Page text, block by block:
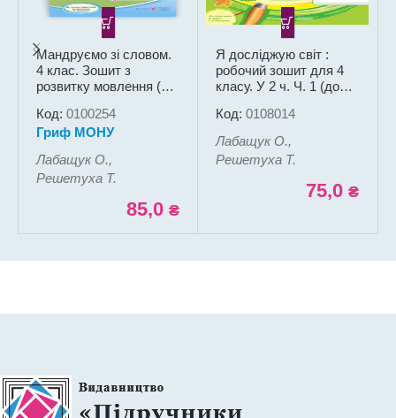
Мандруємо зі словом.
4 клас. Зошит з
розвитку мовлення (за
Код: 0100254
Гриф МОНУ
Лабащук О.,
Решетуха Т.
85,0 ₴
Я досліджую світ :
робочий зошит для 4
класу. У 2 ч. Ч. 1 (до
Боднарчук)
Код: 0108014
Лабащук О.,
Решетуха Т.
75,0 ₴